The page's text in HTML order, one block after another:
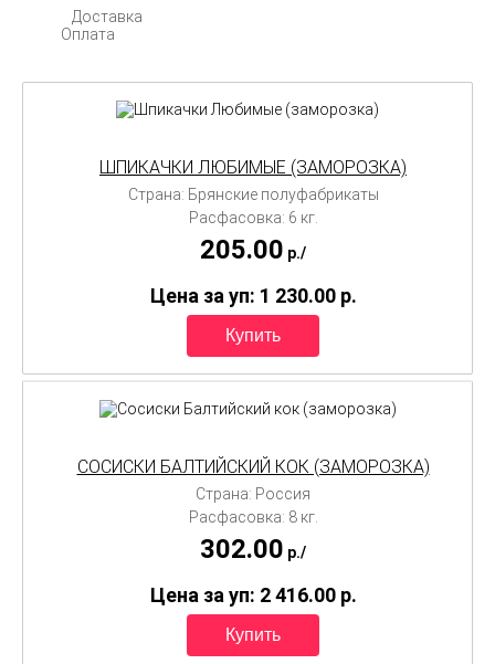
Доставка
Оплата
ШПИКАЧКИ ЛЮБИМЫЕ (ЗАМОРОЗКА)
Страна: Брянские полуфабрикаты
Расфасовка: 6 кг.
205.00 p./
Цена за уп: 1 230.00 p.
СОСИСКИ БАЛТИЙСКИЙ КОК (ЗАМОРОЗКА)
Страна: Россия
Расфасовка: 8 кг.
302.00 p./
Цена за уп: 2 416.00 p.